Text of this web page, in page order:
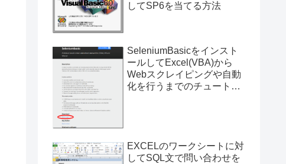
してSP6を当てる方法
SeleniumBasicをインスト
ールしてExcel(VBA)から
Webスクレイピングや自動
化を行うまでのチュートリ
EXCELのワークシートに対
してSQL文で問い合わせを